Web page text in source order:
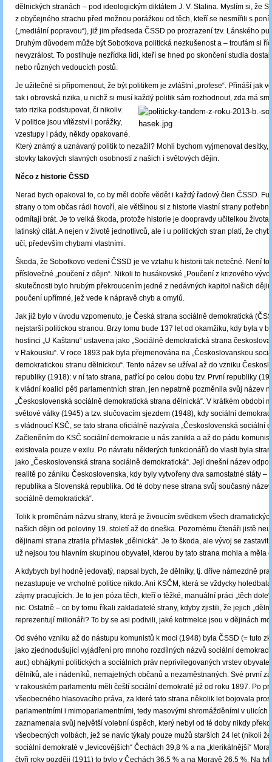
dělnických stranách – pod ideologickým diktátem J. V. Stalina. Myslím si, že
z obyčejného strachu před možnou porážkou od těch, kteří se nesmířili s
(„mediální popravou“), již jim předseda ČSSD po prozrazení tzv. Lánského
Druhým důvodem může být Sobotkova politická nezkušenost a – troufám si
nevyzrálost. To postihuje nezřídka lidi, kteří se hned po skončení studia
nebo různých vedoucích postů.
Je užitečné si připomenout, že být politikem je zvláštní „profese“. Přináší jak
tak i obrovská rizika, u nichž si musí každý politik sám rozhodnout, zda má
tato rizika podstupovat, či nikoliv.
V politice jsou vítězství i porážky,
vzestupy i pády, někdy opakované.
Který známý a uznávaný politik to nezažil? Mohli bychom vyjmenovat desítky,
stovky takových slavných osobností z našich i světových dějin.
Něco z historie ČSSD
Nerad bych opakoval to, co by měl dobře vědět i každý řadový člen ČSSD.
strany o tom občas rádi hovoří, ale většinou si z historie vlastní strany
odmítají brát. Je to velká škoda, protože historie je doopravdy učitelkou
latinský citát. A nejen v životě jednotlivců, ale i u politických stran platí, že
učí, především chybami vlastními.
Škoda, že Sobotkovo vedení ČSSD je ve vztahu k historii tak netečné. Není
příslovečné „poučení z dějin“. Nikoli to husákovské „Poučení z krizového
skutečnosti bylo hrubým překroucením jedné z nedávných kapitol našich
poučení upřímné, jež vede k nápravě chyb a omylů.
Jak již bylo v úvodu vzpomenuto, je Česká strana sociálně demokratická
nejstarší politickou stranou. Brzy tomu bude 137 let od okamžiku, kdy byla v
hostinci „U Kaštanu“ ustavena jako „Sociálně demokratická strana
v Rakousku“. V roce 1893 pak byla přejmenována na „Českoslovanskou
demokratickou stranu dělnickou“. Tento název se užíval až do vzniku
republiky (1918): v ní tato strana, patřící po celou dobu tzv. První republiky
k vládní koalici pěti parlamentních stran, jen nepatrně pozměnila svůj název
„Československá sociálně demokratická strana dělnická“. V krátkém období
světové války (1945) a tzv. slučovacím sjezdem (1948), kdy sociální
s vládnoucí KSČ, se tato strana oficiálně nazývala „Československá sociální
Začleněním do KSČ sociální demokracie u nás zanikla a až do pádu
existovala pouze v exilu. Po návratu některých funkcionářů do vlasti byla
jako „Československá strana sociálně demokratická“. Její dnešní název
realitě po zániku Československa, kdy byly vytvořeny dva samostatné státy –
republika a Slovenská republika. Od té doby nese strana svůj současný
sociálně demokratická“.
Tolik k proměnám názvu strany, která je živoucím svědkem všech
našich dějin od poloviny 19. století až do dneška. Pozornému čtenáři jistě
dějinami strana ztratila přívlastek „dělnická“. Je to škoda, ale vývoj se zastavit
už nejsou tou hlavním skupinou obyvatel, kterou by tato strana mohla a měla
A kdybych byl hodně jedovatý, napsal bych, že dělníky, tj. dříve námezdně
nezastupuje ve vrcholné politice nikdo. Ani KSČM, která se vždycky
zájmy pracujících. Je to jen póza těch, kteří o těžké, manuální práci „těch
nic. Ostatně – co by tomu říkali zakladatelé strany, kdyby zjistili, že jejich
reprezentují milionáři? To by se asi podivili, jaké kotrmelce jsou v dějinách
Od svého vzniku až do nástupu komunistů k moci (1948) byla ČSSD (= tuto
jako zjednodušující vyjádření pro mnoho rozdílných názvů sociální
aut.) obhájkyní politických a sociálních práv neprivilegovaných vrstev
dělníků, ale i nádeníků, nemajetných občanů a nezaměstnaných. Své první
v rakouském parlamentu měli čeští sociální demokraté již od roku 1897. Po
všeobecného hlasovacího práva, za které tato strana několik let bojovala
parlamentními i mimoparlamentními, tedy masovými shromážděními v ulicích
zaznamenala svůj největší volební úspěch, který nebyl od té doby nikdy
všeobecných volbách, jež se navíc týkaly pouze mužů starších 24 let (nikoli
sociální demokraté v „levicovějších“ Čechách 39,8 % a na „klerikálnější“
čtyři roky později (1911) to bylo v Čechách 36,5 % a na Moravě 26,5 %. Na